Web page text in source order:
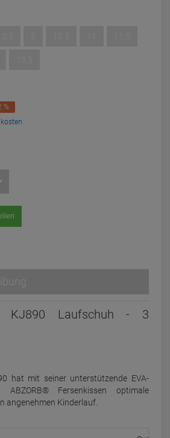
%
KJ890 Laufschuh - 3
hat mit seiner unterstützende EVA-
ABZORB® Fersenkissen optimale
angenehmen Kinderlauf.